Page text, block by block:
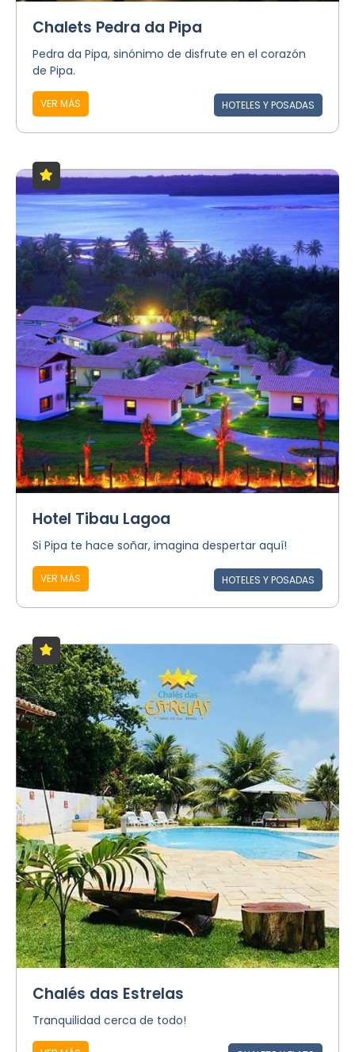
Chalets Pedra da Pipa
Pedra da Pipa, sinónimo de disfrute en el corazón
de Pipa.
VER MÁS HOTELES Y POSADAS
Hotel Tibau Lagoa
Si Pipa te hace soñar, imagina despertar aquí!
VER MÁS HOTELES Y POSADAS
Chalés das Estrelas
Tranquilidad cerca de todo!